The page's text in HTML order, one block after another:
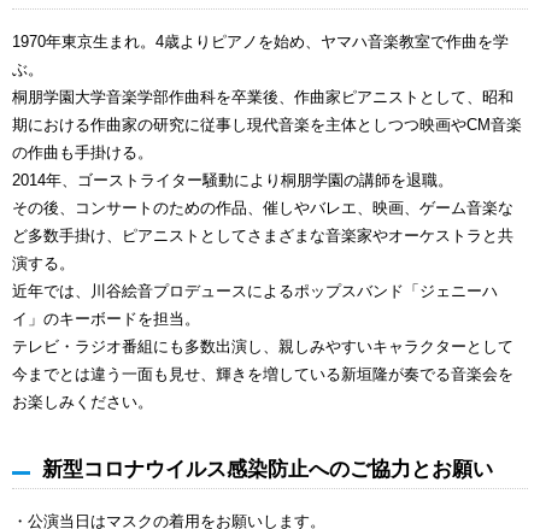
1970年東京生まれ。4歳よりピアノを始め、ヤマハ音楽教室で作曲を学
ぶ。
桐朋学園大学音楽学部作曲科を卒業後、作曲家ピアニストとして、昭和
期における作曲家の研究に従事し現代音楽を主体としつつ映画やCM音楽
の作曲も手掛ける。
2014年、ゴーストライター騒動により桐朋学園の講師を退職。
その後、コンサートのための作品、催しやバレエ、映画、ゲーム音楽な
ど多数手掛け、ピアニストとしてさまざまな音楽家やオーケストラと共
演する。
近年では、川谷絵音プロデュースによるポップスバンド「ジェニーハ
イ」のキーボードを担当。
テレビ・ラジオ番組にも多数出演し、親しみやすいキャラクターとして
今までとは違う一面も見せ、輝きを増している新垣隆が奏でる音楽会を
お楽しみください。
新型コロナウイルス感染防止へのご協力とお願い
・公演当日はマスクの着用をお願いします。